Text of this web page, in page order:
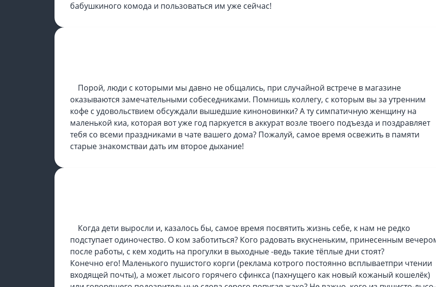
бабушкиного комода и пользоваться им уже сейчас!
Порой, люди с которыми мы давно не общались, при случайной встрече в магазине
оказываются замечательными собеседниками. Помнишь коллегу, с которым вы за утренним
кофе с удовольствием обсуждали вышедшие киноновинки? А ту симпатичную женщину на
маленькой киа, которая вот уже год паркуется в аккурат возле твоего подъезда и поздравляет
тебя со всеми праздниками в чате вашего дома? Пожалуй, самое время освежить в памяти
старые знакомстваи дать им второе дыхание!
Когда дети выросли и, казалось бы, самое время посвятить жизнь себе, к нам не редко
подступает одиночество. О ком заботиться? Кого радовать вкусненьким, принесенным
после работы, с кем ходить на прогулки в выходные -ведь такие тёплые дни стоят?
Конечно его! Маленького пушистого корги (реклама котрого постоянно всплываетпри чтении
входящей почты), а может лысого горячего сфинкса (пахнущего как новый кожаный кошелёк)